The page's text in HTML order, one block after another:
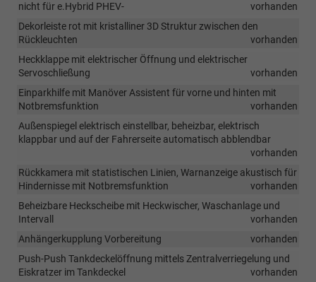
nicht für e.Hybrid PHEV-
vorhanden
Dekorleiste rot mit kristalliner 3D Struktur zwischen den
Rückleuchten
vorhanden
Heckklappe mit elektrischer Öffnung und elektrischer
Servoschließung
vorhanden
Einparkhilfe mit Manöver Assistent für vorne und hinten mit
Notbremsfunktion
vorhanden
Außenspiegel elektrisch einstellbar, beheizbar, elektrisch
klappbar und auf der Fahrerseite automatisch abblendbar
vorhanden
Rückkamera mit statistischen Linien, Warnanzeige akustisch für
Hindernisse mit Notbremsfunktion
vorhanden
Beheizbare Heckscheibe mit Heckwischer, Waschanlage und
Intervall
vorhanden
Anhängerkupplung Vorbereitung
vorhanden
Push-Push Tankdeckelöffnung mittels Zentralverriegelung und
Eiskratzer im Tankdeckel
vorhanden